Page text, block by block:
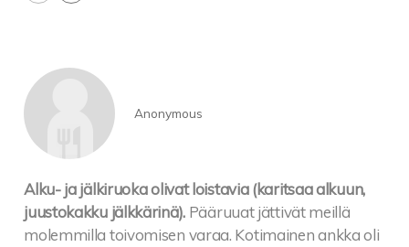
Anonymous
Alku- ja jälkiruoka olivat loistavia (karitsaa alkuun,
juustokakku jälkkärinä). Pääruuat jättivät meillä
molemmilla toivomisen varaa. Kotimainen ankka oli